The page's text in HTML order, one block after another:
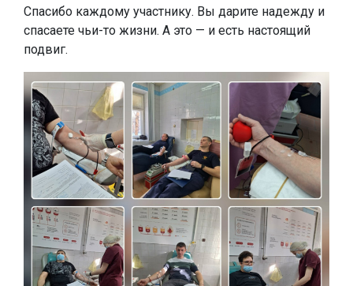
Спасибо каждому участнику. Вы дарите надежду и
спасаете чьи-то жизни. А это — и есть настоящий
подвиг.